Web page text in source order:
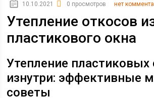
10.10.2021 0 просмотров нет
Утепление откосов
пластикового окна
Утепление пластиковых
изнутри: эффективные
советы